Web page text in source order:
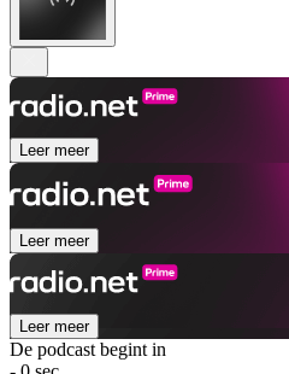
Leer meer
Leer meer
Leer meer
De podcast begint in